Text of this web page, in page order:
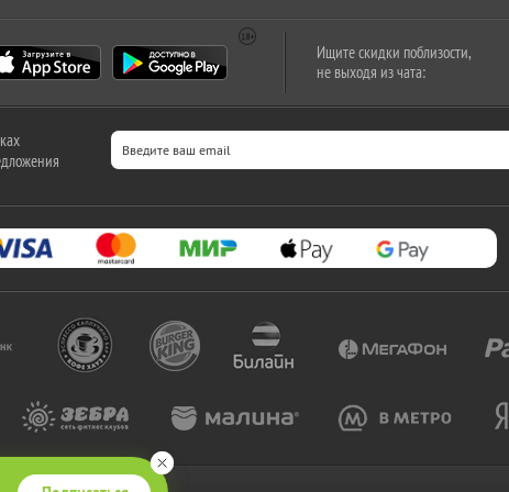
Ищите скидки поблизости,
не выходя из чата: